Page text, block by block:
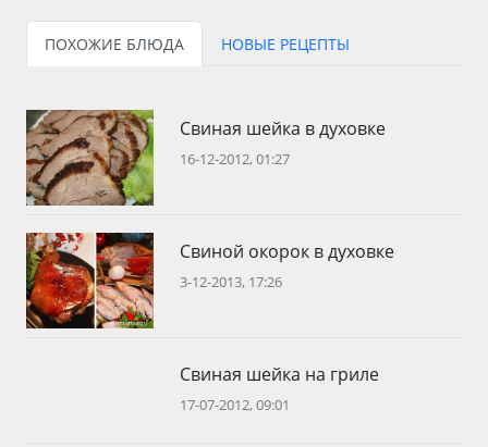
ПОХОЖИЕ БЛЮДА НОВЫЕ РЕЦЕПТЫ
Свиная шейка в духовке
16-12-2012, 01:27
Свиной окорок в духовке
3-12-2013, 17:26
Свиная шейка на гриле
17-07-2012, 09:01